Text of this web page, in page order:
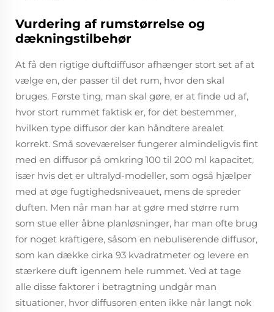
Vurdering af rumstørrelse og
dækningstilbehør
At få den rigtige duftdiffusor afhænger stort set af at
vælge en, der passer til det rum, hvor den skal
bruges. Første ting, man skal gøre, er at finde ud af,
hvor stort rummet faktisk er, for det bestemmer,
hvilken type diffusor der kan håndtere arealet
korrekt. Små soveværelser fungerer almindeligvis fint
med en diffusor på omkring 100 til 200 ml kapacitet,
især hvis det er ultralyd-modeller, som også hjælper
med at øge fugtighedsniveauet, mens de spreder
duften. Men når man har at gøre med større rum
som stue eller åbne planløsninger, har man ofte brug
for noget kraftigere, såsom en nebuliserende diffusor,
som kan dække cirka 93 kvadratmeter og levere en
stærkere duft igennem hele rummet. Ved at tage
alle disse faktorer i betragtning undgår man
situationer, hvor diffusoren enten ikke når langt nok